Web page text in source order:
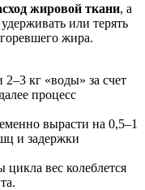
жировой ткани, а
или терять
жира.
кг «воды» за счет
процесс
вырасти на 0,5–1
и задержки
вес колеблется